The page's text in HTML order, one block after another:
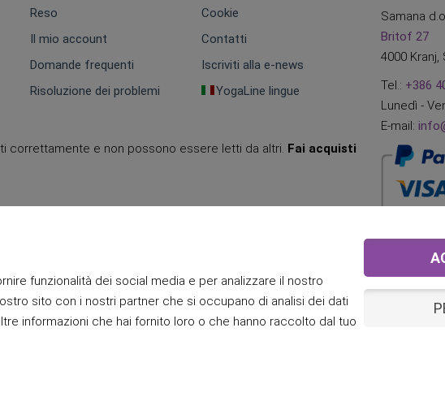
Reso
Il mio account
Domande frequenti
Risoluzione dei problemi
Cookie
Contatti
Iscriviti alla e-news
YogaLine lingue
correttamente e non possono essere letti da altri. Fai acquisti
Samana
Britof 27
4000 Kranj,
Tel.: +386
Lunedì -
E-mail:
funzionalità dei social media e per analizzare il nostro
sito con i nostri partner che si occupano di analisi dei dati
informazioni che hai fornito loro o che hanno raccolto dal tuo